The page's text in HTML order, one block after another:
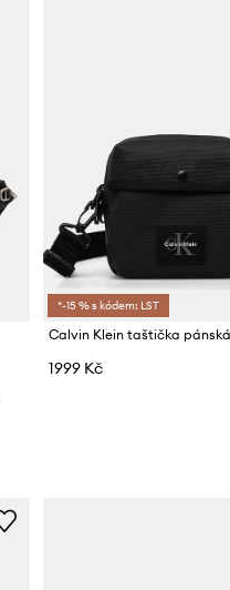
*-15 % s kódem: LST
Calvin Klein taštička pánská
1999 Kč